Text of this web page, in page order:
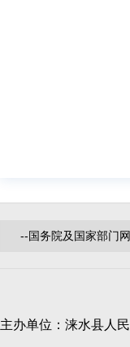
主办单位：涞水县人